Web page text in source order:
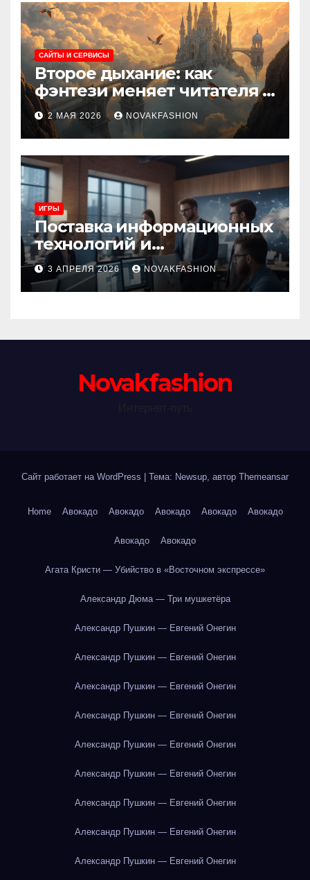
САЙТЫ И СЕРВИСЫ
Второе дыхание: как
фэнтези меняет читателя и
культуру
2 МАЯ 2026 NOVAKFASHION
ИГРЫ
Поставка информационных
технологий и
инновационные решения
3 АПРЕЛЯ 2026 NOVAKFASHION
Novakfashion
Сайт работает на WordPress Тема: Newsup, автор Themeansar
Home Авокадо Авокадо Авокадо Авокадо Авокадо
Авокадо Авокадо
Агата Кристи — Убийство в «Восточном экспрессе»
Александр Дюма — Три мушкетёра
Александр Пушкин — Евгений Онегин
Александр Пушкин — Евгений Онегин
Александр Пушкин — Евгений Онегин
Александр Пушкин — Евгений Онегин
Александр Пушкин — Евгений Онегин
Александр Пушкин — Евгений Онегин
Александр Пушкин — Евгений Онегин
Александр Пушкин — Евгений Онегин
Александр Пушкин — Евгений Онегин